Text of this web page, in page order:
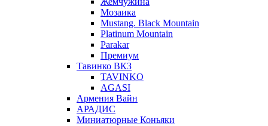
Мозаика
Mustang. Black Mountain
Platinum Mountain
Parakar
Премиум
Тавинко ВКЗ
TAVINKO
AGASI
Армения Вайн
АРАДИС
Миниатюрные Коньяки